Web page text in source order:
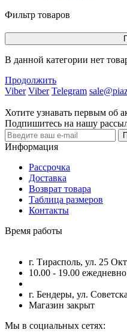
Фильтр товаров
В данной категории нет
Продолжить
Viber Viber Telegram
Хотите узнавать первым об
Подпишитесь на нашу
Информация
Рассрочка
Доставка
Возврат товара
Таблица размеров
Контакты
Время работы
г. Тирасполь, ул. 25
10.00 - 19.00 ежедневно
г. Бендеры, ул.
Магазин закрыт
Мы в социальных сетях: